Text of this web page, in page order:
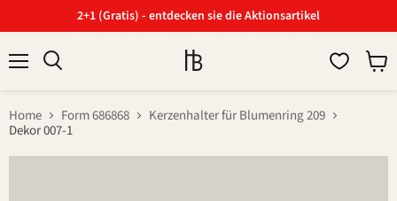
2+1 (Gratis) - entdecken sie die Aktionsartikel
Home Form 686868
Kerzenhalter für Blumenring 209
Dekor 007-1